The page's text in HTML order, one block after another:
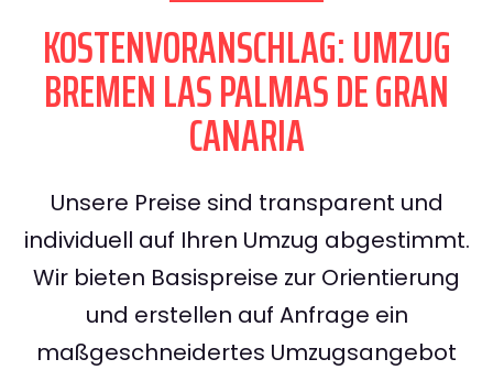
KOSTENVORANSCHLAG: UMZUG
BREMEN LAS PALMAS DE GRAN
CANARIA
Unsere Preise sind transparent und
individuell auf Ihren Umzug abgestimmt.
Wir bieten Basispreise zur Orientierung
und erstellen auf Anfrage ein
maßgeschneidertes Umzugsangebot